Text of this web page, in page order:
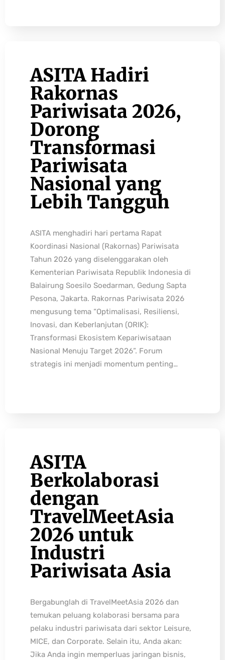
ASITA Hadiri
Rakornas
Pariwisata 2026,
Dorong
Transformasi
Pariwisata
Nasional yang
Lebih Tangguh
ASITA menghadiri hari pertama Rapat
Koordinasi Nasional (Rakornas) Pariwisata
Tahun 2026 yang diselenggarakan oleh
Kementerian Pariwisata Republik Indonesia di
Balairung Soesilo Soedarman, Gedung Sapta
Pesona, Jakarta. Rakornas Pariwisata 2026
mengusung tema “Optimalisasi, Resiliensi,
Inovasi, dan Keberlanjutan (ORIK):
Transformasi Ekosistem Kepariwisataan
Nasional Menuju Target 2026”. Forum
strategis ini menjadi momentum penting…
ASITA
Berkolaborasi
dengan
TravelMeetAsia
2026 untuk
Industri
Pariwisata Asia
Bergabunglah di TravelMeetAsia 2026 dan
temukan peluang kolaborasi bersama para
pelaku industri pariwisata dari sektor Leisure,
MICE, dan Corporate. Selain itu, Anda akan:
Jika Anda ingin memperluas jaringan bisnis,